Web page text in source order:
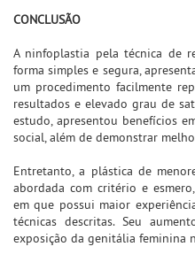
CONCLUSÃO
A ninfoplastia pela técnica de
forma simples e segura,
um procedimento facilmente
resultados e elevado grau de
estudo, apresentou benefícios
social, além de demonstrar
Entretanto, a plástica de
abordada com critério e
em que possui maior
técnicas descritas. Seu
exposição da genitália feminina